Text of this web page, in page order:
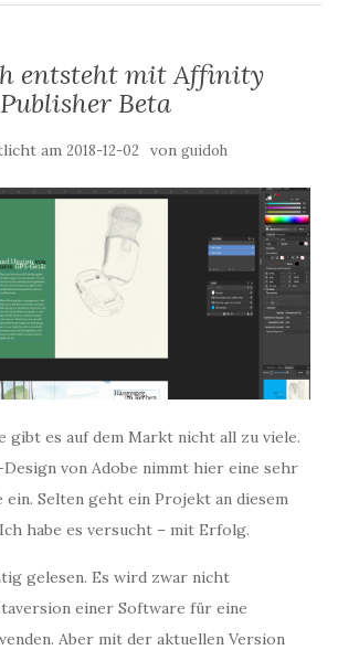
entsteht mit Affinity
Publisher Beta
am 2018-12-02 von guidoh
gibt es auf dem Markt nicht all zu viele.
von Adobe nimmt hier eine sehr
ein. Selten geht ein Projekt an diesem
habe es versucht – mit Erfolg.
gelesen. Es wird zwar nicht
einer Software für eine
Aber mit der aktuellen Version